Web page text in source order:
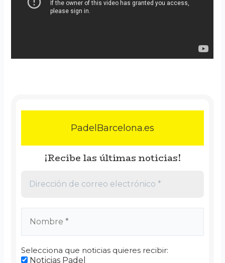
PadelBarcelona.es
¡Recibe las últimas noticias!
Selecciona que noticias quieres recibir:
Noticias Padel